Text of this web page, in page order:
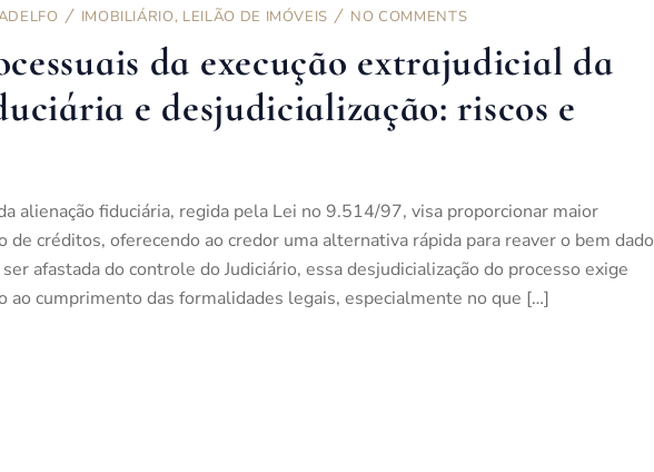
IMOBILIÁRIO, LEILÃO DE IMÓVEIS NO COMMENTS
da execução extrajudicial da
e desjudicialização: riscos e
alienação fiduciária, regida pela Lei no 9.514/97, visa proporcionar maior
de créditos, oferecendo ao credor uma alternativa rápida para reaver o bem dado
afastada do controle do Judiciário, essa desjudicialização do processo exige
ao cumprimento das formalidades legais, especialmente no que […]